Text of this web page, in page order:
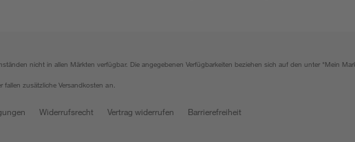
nicht in allen Märkten verfügbar. Die angegebenen Verfügbarkeiten beziehen sich auf den unter "Mein
zusätzliche Versandkosten an.
Widerrufsrecht Vertrag widerrufen Barrierefreiheit